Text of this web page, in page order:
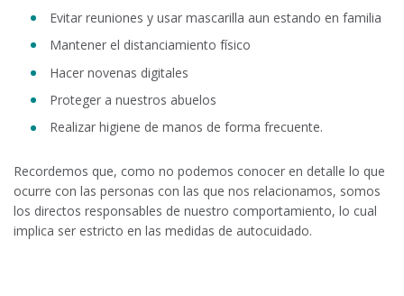
Evitar reuniones y usar mascarilla aun estando en familia
Mantener el distanciamiento físico
Hacer novenas digitales
Proteger a nuestros abuelos
Realizar higiene de manos de forma frecuente.
Recordemos que, como no podemos conocer en detalle lo que
ocurre con las personas con las que nos relacionamos, somos
los directos responsables de nuestro comportamiento, lo cual
implica ser estricto en las medidas de autocuidado.